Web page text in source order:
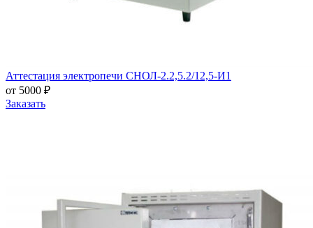
Аттестация электропечи СНОЛ-2.2,5.2/12,5-И1
от 5000 ₽
Заказать